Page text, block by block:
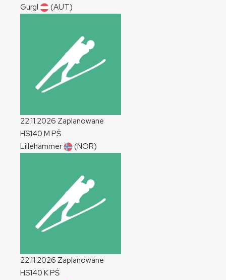
Gurgl
(AUT)
22.11.2026 Zaplanowane
HS140 M PŚ
Lillehammer
(NOR)
22.11.2026 Zaplanowane
HS140 KPŚ